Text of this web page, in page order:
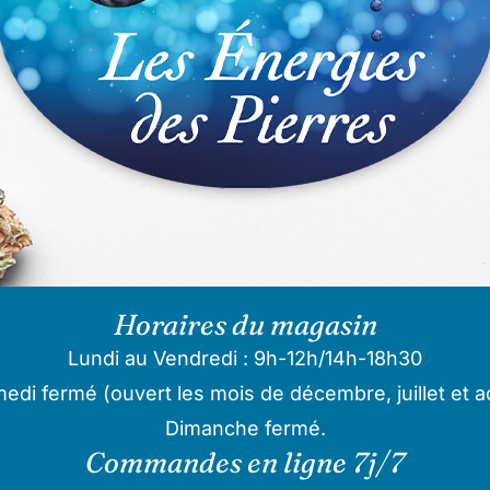
Horaires du magasin
Lundi au Vendredi : 9h-12h/14h-18h30
fermé (ouvert les mois de décembre, juillet et
Dimanche fermé.
Commandes en ligne 7j/7